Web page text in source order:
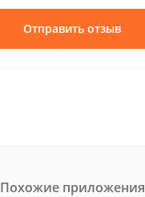
Отправить отзыв
Похожие приложения